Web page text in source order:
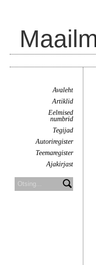
Avaleht
Artiklid
Eelmised
numbrid
Tegijad
Autoriregister
Teemaregister
Ajakirjast